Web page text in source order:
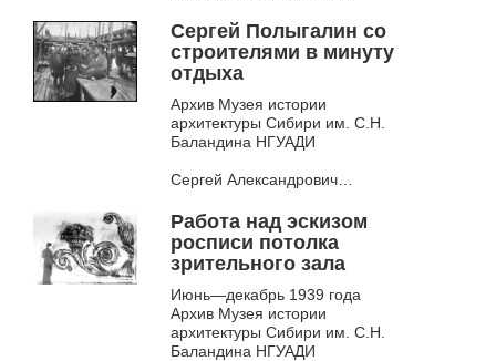
— 1 сентября 1937 года. Однако
это была невыполнимая задача
— в первую очередь, из-за...
Сергей Полыгалин со
строителями в минуту
отдыха
Архив Музея истории
архитектуры Сибири им. С.Н.
Баландина НГУАДИ
Сергей Александрович
инженер-строитель, выпускник
Сибстрина, в Новосибирске
участвовал в строительстве...
Работа над эскизом
росписи потолка
зрительного зала
Июнь—декабрь 1939 года
Архив Музея истории
архитектуры Сибири им. С.Н.
Баландина НГУАДИ